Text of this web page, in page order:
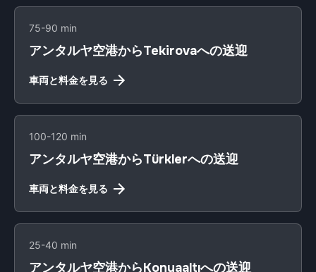
75-90 min
アンタルヤ空港からTekirovaへの送迎
車両と料金を見る
100-120 min
アンタルヤ空港からTürklerへの送迎
車両と料金を見る
25-40 min
アンタルヤ空港からKonyaaltıへの送迎